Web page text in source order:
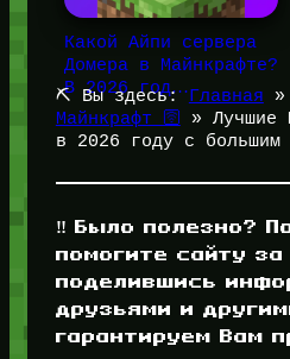
Какой Айпи сервера
Домера в Майнкрафте?
В 2026 год…
⛏️ Вы здесь: Главная »
Майнкрафт 🛜
» Лучшие
в 2026 году с большим
‼️ Было полезно?
помогите сайту за
поделившись
друзьями и
гарантируем Вам